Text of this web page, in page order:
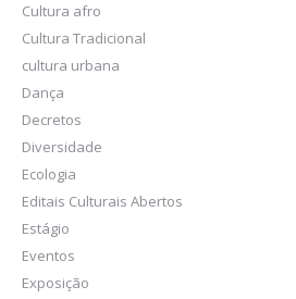
Cultura afro
Cultura Tradicional
cultura urbana
Dança
Decretos
Diversidade
Ecologia
Editais Culturais Abertos
Estágio
Eventos
Exposição